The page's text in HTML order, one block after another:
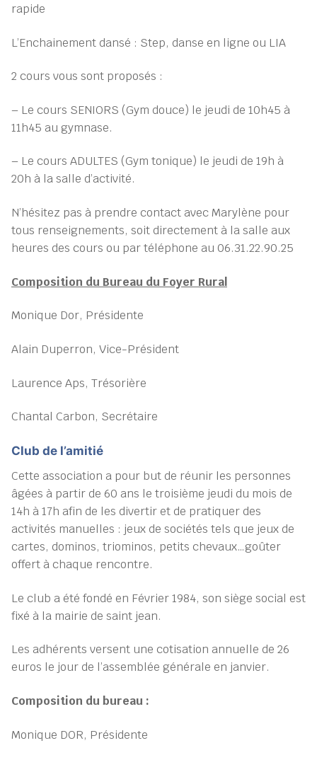
rapide
L’Enchainement dansé : Step, danse en ligne ou LIA
2 cours vous sont proposés :
– Le cours SENIORS (Gym douce) le jeudi de 10h45 à
11h45 au gymnase.
– Le cours ADULTES (Gym tonique) le jeudi de 19h à
20h à la salle d’activité.
N’hésitez pas à prendre contact avec Marylène pour
tous renseignements, soit directement à la salle aux
heures des cours ou par téléphone au 06.31.22.90.25
Composition du Bureau du Foyer Rural
Monique Dor, Présidente
Alain Duperron, Vice-Président
Laurence Aps, Trésorière
Chantal Carbon, Secrétaire
Club de l’amitié
Cette association a pour but de réunir les personnes
âgées à partir de 60 ans le troisième jeudi du mois de
14h à 17h afin de les divertir et de pratiquer des
activités manuelles : jeux de sociétés tels que jeux de
cartes, dominos, triominos, petits chevaux…goûter
offert à chaque rencontre.
Le club a été fondé en Février 1984, son siège social est
fixé à la mairie de saint jean.
Les adhérents versent une cotisation annuelle de 26
euros le jour de l’assemblée générale en janvier.
Composition du bureau :
Monique DOR, Présidente